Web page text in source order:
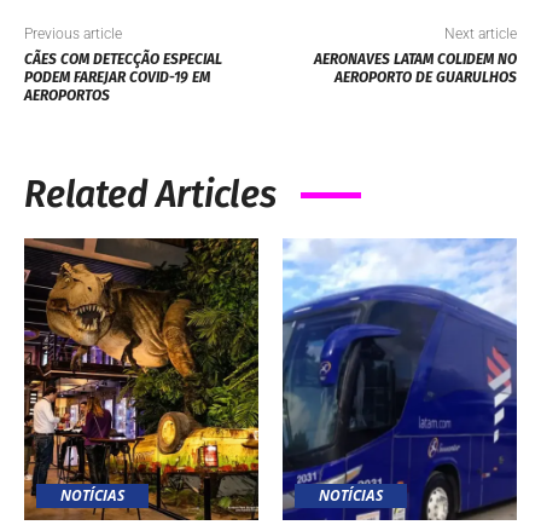
Previous article
CÃES COM DETECÇÃO ESPECIAL
PODEM FAREJAR COVID-19 EM
AEROPORTOS
Next article
AERONAVES LATAM COLIDEM NO
AEROPORTO DE GUARULHOS
Related Articles
NOTÍCIAS NOTÍCIAS